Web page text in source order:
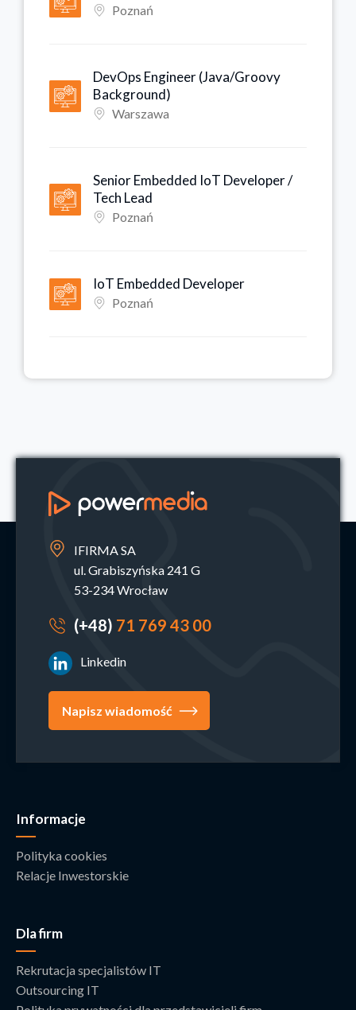
Poznań
DevOps Engineer (Java/Groovy
Background)
Warszawa
Senior Embedded IoT Developer /
Tech Lead
Poznań
IoT Embedded Developer
Poznań
IFIRMA SA
ul. Grabiszyńska 241 G
53-234 Wrocław
(+48) 71 769 43 00
Linkedin
Napisz wiadomość
Informacje
Polityka cookies
Relacje Inwestorskie
Dla firm
Rekrutacja specjalistów IT
Outsourcing IT